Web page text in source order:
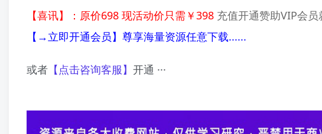
【喜讯】：原价698 现活动价只需￥398 充值开通赞助VIP会员
【→立即开通会员】尊享海量资源任意下载......
或者 【点击咨询客服】 开通 ···